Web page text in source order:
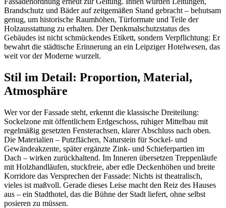
Brandschutz und Bäder auf zeitgemäßen Stand gebracht – behutsam
genug, um historische Raumhöhen, Türformate und Teile der
Holzausstattung zu erhalten. Der Denkmalschutzstatus des
Gebäudes ist nicht schmückendes Etikett, sondern Verpflichtung: Er
bewahrt die städtische Erinnerung an ein Leipziger Hotelwesen, das
weit vor der Moderne wurzelt.
Stil im Detail: Proportion, Material,
Atmosphäre
Wer vor der Fassade steht, erkennt die klassische Dreiteilung:
Sockelzone mit öffentlichem Erdgeschoss, ruhiger Mittelbau mit
regelmäßig gesetzten Fensterachsen, klarer Abschluss nach oben.
Die Materialien – Putzflächen, Naturstein für Sockel- und
Gewändeakzente, später ergänzte Zink- und Schieferpartien im
Dach – wirken zurückhaltend. Im Inneren übersetzen Treppenläufe
mit Holzhandläufen, stuckfreie, aber edle Deckenhöhen und breite
Korridore das Versprechen der Fassade: Nichts ist theatralisch,
vieles ist maßvoll. Gerade dieses Leise macht den Reiz des Hauses
aus – ein Stadthotel, das die Bühne der Stadt liefert, ohne selbst
posieren zu müssen.